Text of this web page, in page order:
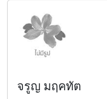
จรูญ มฤคทัต